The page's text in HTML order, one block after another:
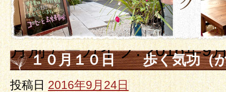
月別アーカイブ:2016年9
１０月１０日 歩く気功（
を治すコツ「お話会」
投稿日 2016年9月24日